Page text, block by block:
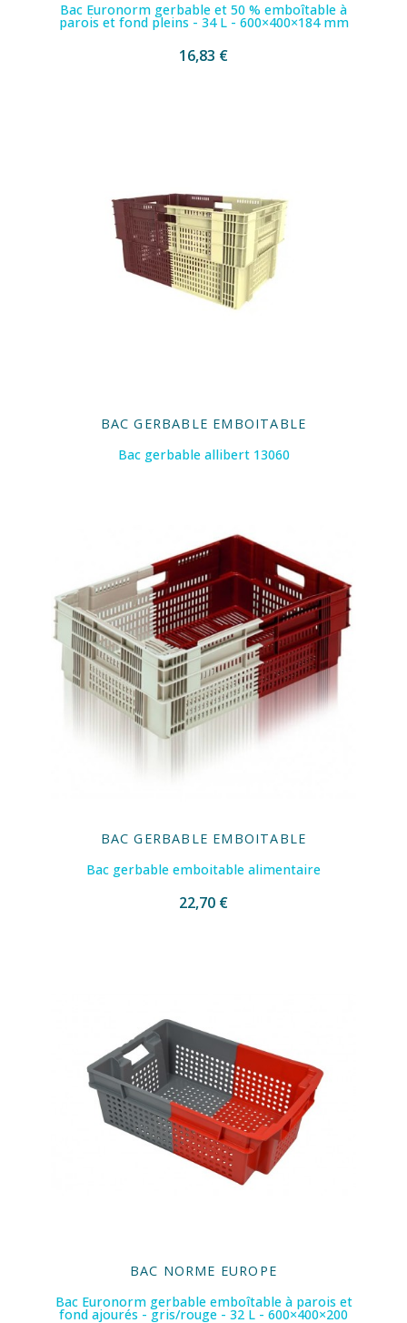
Bac Euronorm gerbable et 50 % emboîtable à
parois et fond pleins - 34 L - 600×400×184 mm
16,83 €
BAC GERBABLE EMBOITABLE
Bac gerbable allibert 13060
BAC GERBABLE EMBOITABLE
Bac gerbable emboitable alimentaire
22,70 €
BAC NORME EUROPE
Bac Euronorm gerbable emboîtable à parois et
fond ajourés - gris/rouge - 32 L - 600×400×200